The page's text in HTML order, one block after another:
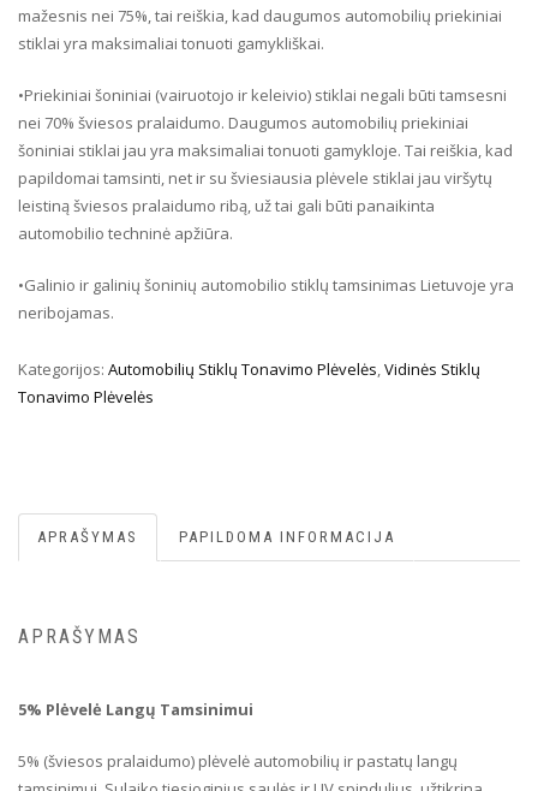
mažesnis nei 75%, tai reiškia, kad daugumos automobilių priekiniai
stiklai yra maksimaliai tonuoti gamykliškai.
•Priekiniai šoniniai (vairuotojo ir keleivio) stiklai negali būti tamsesni
nei 70% šviesos pralaidumo. Daugumos automobilių priekiniai
šoniniai stiklai jau yra maksimaliai tonuoti gamykloje. Tai reiškia, kad
papildomai tamsinti, net ir su šviesiausia plėvele stiklai jau viršytų
leistiną šviesos pralaidumo ribą, už tai gali būti panaikinta
automobilio techninė apžiūra.
•Galinio ir galinių šoninių automobilio stiklų tamsinimas Lietuvoje yra
neribojamas.
Kategorijos: Automobilių Stiklų Tonavimo Plėvelės,Vidinės Stiklų
Tonavimo Plėvelės
APRAŠYMAS PAPILDOMA INFORMACIJA
APRAŠYMAS
5% Plėvelė Langų Tamsinimui
5% (šviesos pralaidumo) plėvelė automobilių ir pastatų langų